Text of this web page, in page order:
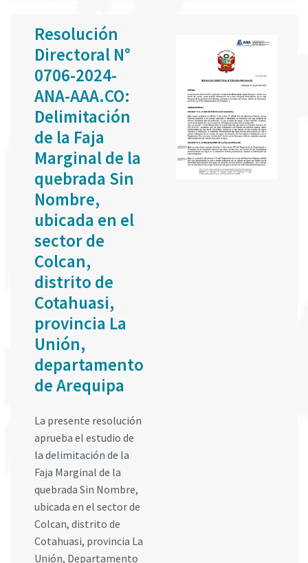
Resolución
Directoral N°
0706-2024-
ANA-AAA.CO:
Delimitación
de la Faja
Marginal de la
quebrada Sin
Nombre,
ubicada en el
sector de
Colcan,
distrito de
Cotahuasi,
provincia La
Unión,
departamento
de Arequipa
La presente resolución
aprueba el estudio de
la delimitación de la
Faja Marginal de la
quebrada Sin Nombre,
ubicada en el sector de
Colcan, distrito de
Cotahuasi, provincia La
Unión, Departamento